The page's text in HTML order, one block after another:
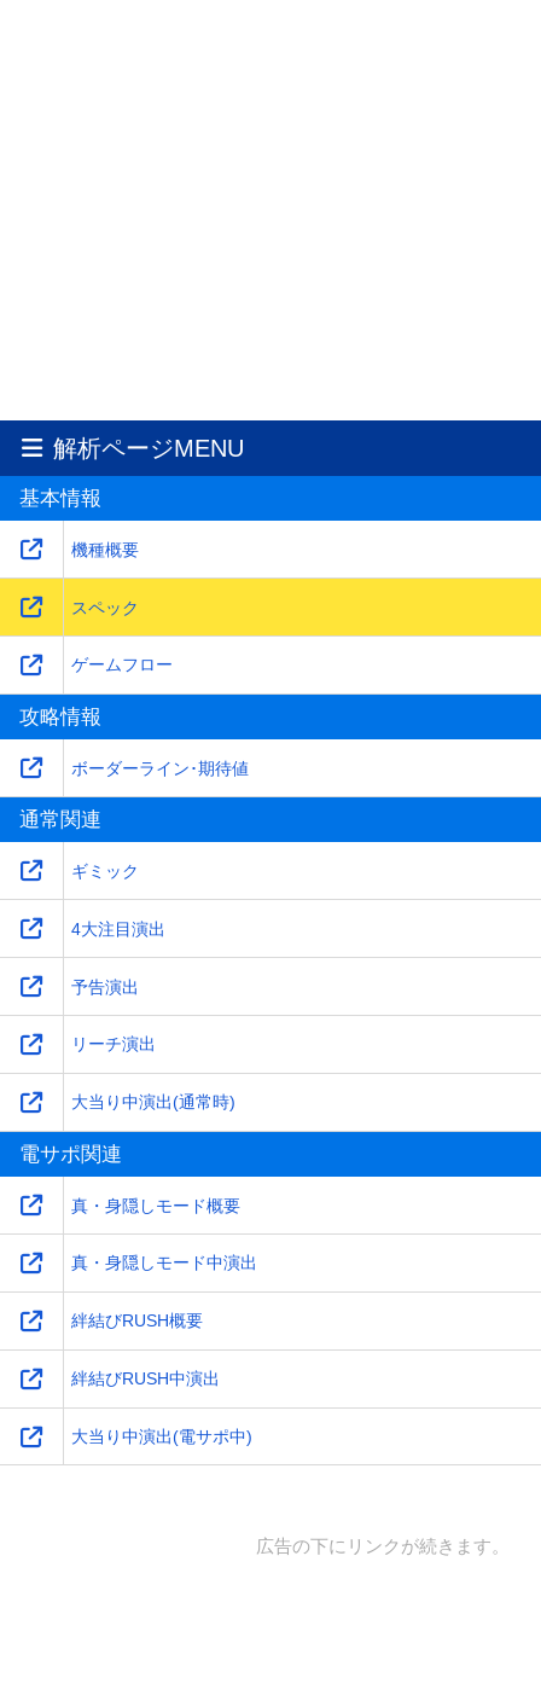
解析ページMENU
基本情報
機種概要
スペック
ゲームフロー
攻略情報
ボーダーライン･期待値
通常関連
ギミック
4大注目演出
予告演出
リーチ演出
大当り中演出(通常時)
電サポ関連
真・身隠しモード概要
真・身隠しモード中演出
絆結びRUSH概要
絆結びRUSH中演出
大当り中演出(電サポ中)
広告の下にリンクが続きます。